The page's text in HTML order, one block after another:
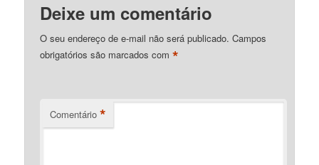
Deixe um comentário
O seu endereço de e-mail não será publicado. Campos
obrigatórios são marcados com*
Comentário *